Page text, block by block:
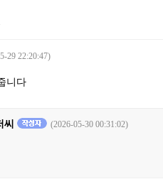
29 22:20:47)
니다
씨 (2026-05-30 00:31:02)